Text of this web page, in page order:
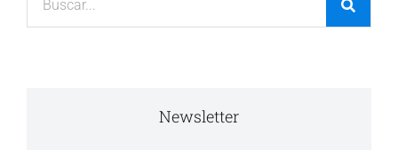
Newsletter